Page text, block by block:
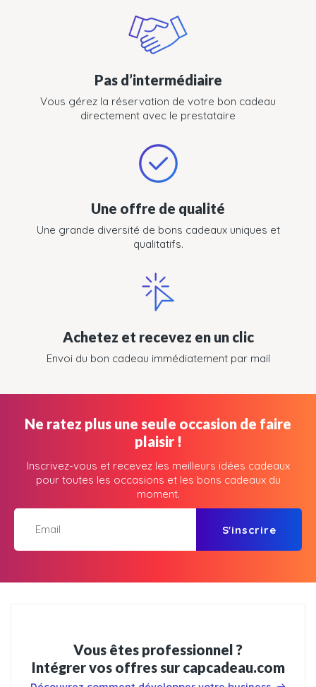
Pas d’intermédiaire
Vous gérez la réservation de votre bon cadeau
directement avec le prestataire
Une offre de qualité
Une grande diversité de bons cadeaux uniques et
qualitatifs.
Achetez et recevez en un clic
Envoi du bon cadeau immédiatement par mail
Ne ratez plus une seule occasion de faire
plaisir !
Inscrivez-vous et recevez les meilleurs idées cadeaux
pour toutes les occasions et les bons cadeaux du
moment.
S'inscrire
Vous êtes professionnel ?
Intégrer vos offres sur capcadeau.com